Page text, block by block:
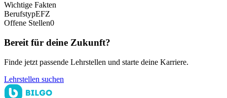
Wichtige Fakten
BerufstypEFZ
Offene Stellen0
Bereit für deine Zukunft?
Finde jetzt passende Lehrstellen und starte deine Karriere.
Lehrstellen suchen